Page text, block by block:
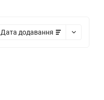
Дата додавання